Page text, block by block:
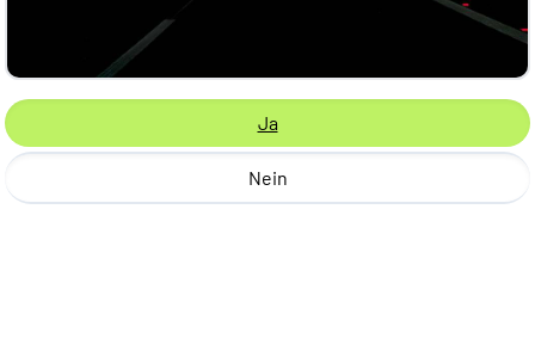
Ja
Nein